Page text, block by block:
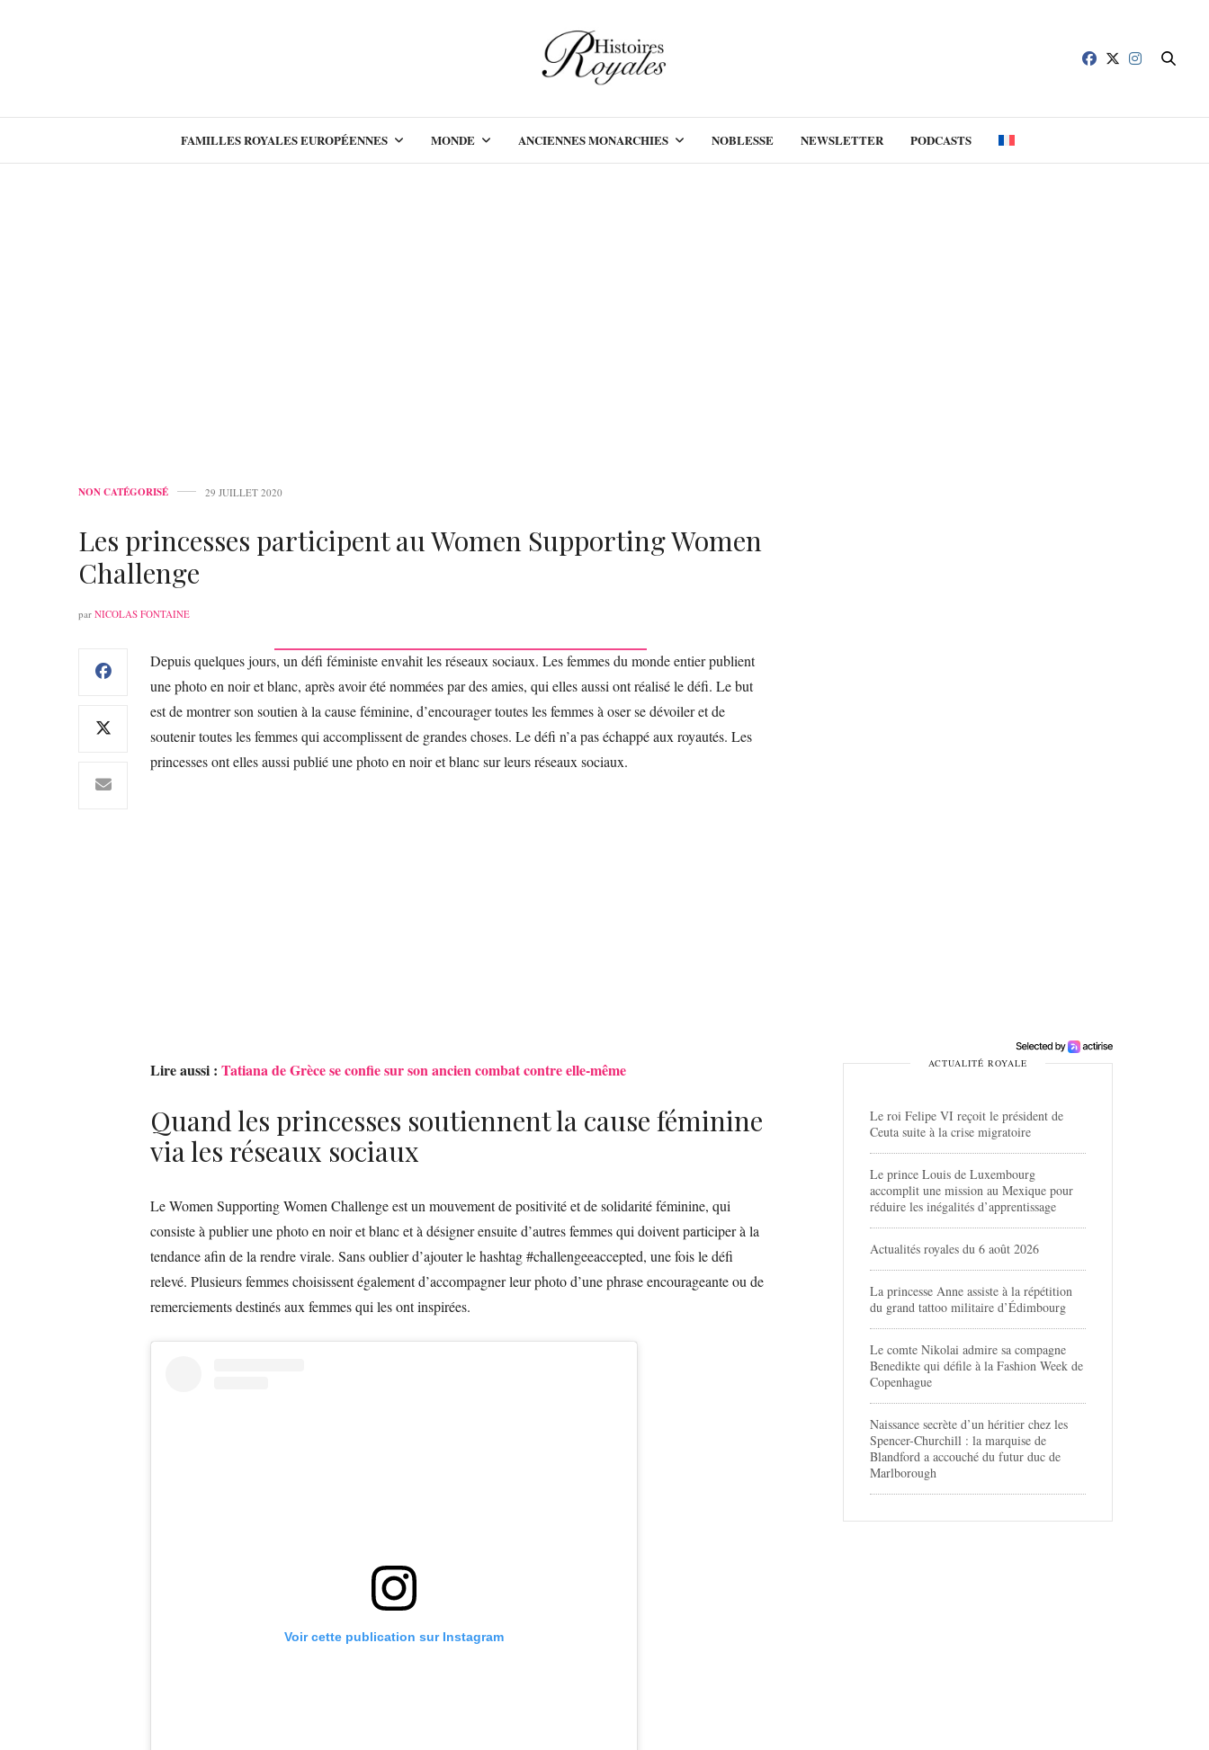
FAMILLES ROYALES EUROPÉENNES MONDE ANCIENNES MONARCHIES NOBLESSE NEWSLETTER PODCASTS
NON CATÉGORISÉ 29 JUILLET 2020
Les princesses participent au Women Supporting Women
Challenge
par NICOLAS FONTAINE
Depuis quelques jours, un défi féministe envahit les réseaux sociaux. Les femmes du monde entier publient
une photo en noir et blanc, après avoir été nommées par des amies, qui elles aussi ont réalisé le défi. Le but
est de montrer son soutien à la cause féminine, d’encourager toutes les femmes à oser se dévoiler et de
soutenir toutes les femmes qui accomplissent de grandes choses. Le défi n’a pas échappé aux royautés. Les
princesses ont elles aussi publié une photo en noir et blanc sur leurs réseaux sociaux.
Lire aussi : Tatiana de Grèce se confie sur son ancien combat contre elle-même
Quand les princesses soutiennent la cause féminine
via les réseaux sociaux
Le Women Supporting Women Challenge est un mouvement de positivité et de solidarité féminine, qui
consiste à publier une photo en noir et blanc et à désigner ensuite d’autres femmes qui doivent participer à la
tendance afin de la rendre virale. Sans oublier d’ajouter le hashtag #challengeeaccepted, une fois le défi
relevé. Plusieurs femmes choisissent également d’accompagner leur photo d’une phrase encourageante ou de
remerciements destinés aux femmes qui les ont inspirées.
Voir cette publication sur Instagram
ACTUALITÉ ROYALE
Le roi Felipe VI reçoit le président de
Ceuta suite à la crise migratoire
Le prince Louis de Luxembourg
accomplit une mission au Mexique pour
réduire les inégalités d’apprentissage
Actualités royales du 6 août 2026
La princesse Anne assiste à la répétition
du grand tattoo militaire d’Édimbourg
Le comte Nikolai admire sa compagne
Benedikte qui défile à la Fashion Week de
Copenhague
Naissance secrète d’un héritier chez les
Spencer-Churchill : la marquise de
Blandford a accouché du futur duc de
Marlborough